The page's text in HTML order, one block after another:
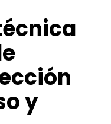
y